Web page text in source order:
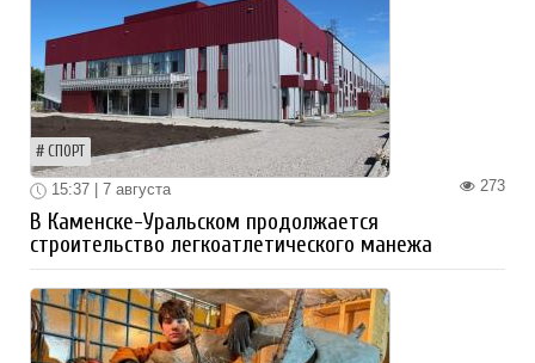
СПОРТ
273
15:37 | 7 августа
В Каменске-Уральском продолжается
строительство легкоатлетического манежа